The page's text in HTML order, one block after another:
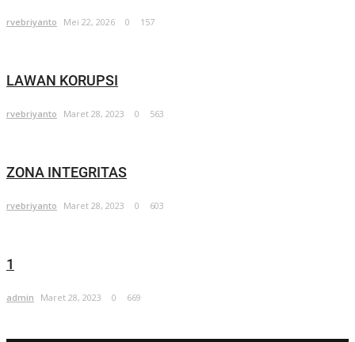
rvebriyanto Mei 22, 2026 0 157
LAWAN KORUPSI
rvebriyanto Maret 28, 2023 0 563
ZONA INTEGRITAS
rvebriyanto Maret 28, 2023 0 603
1
admin Maret 28, 2023 0 669